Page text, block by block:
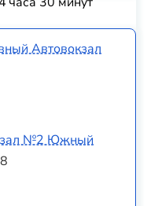
Автовокзал
№2 Южный